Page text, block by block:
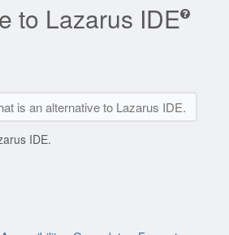
to Lazarus IDE
is an alternative to Lazarus IDE.
IDE.